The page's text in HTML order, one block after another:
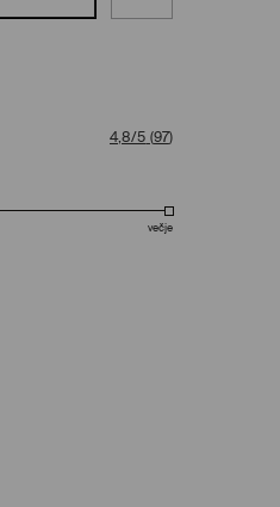
4,8/5 (97)
večje